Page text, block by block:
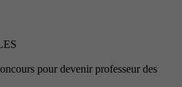
pour devenir professeur des